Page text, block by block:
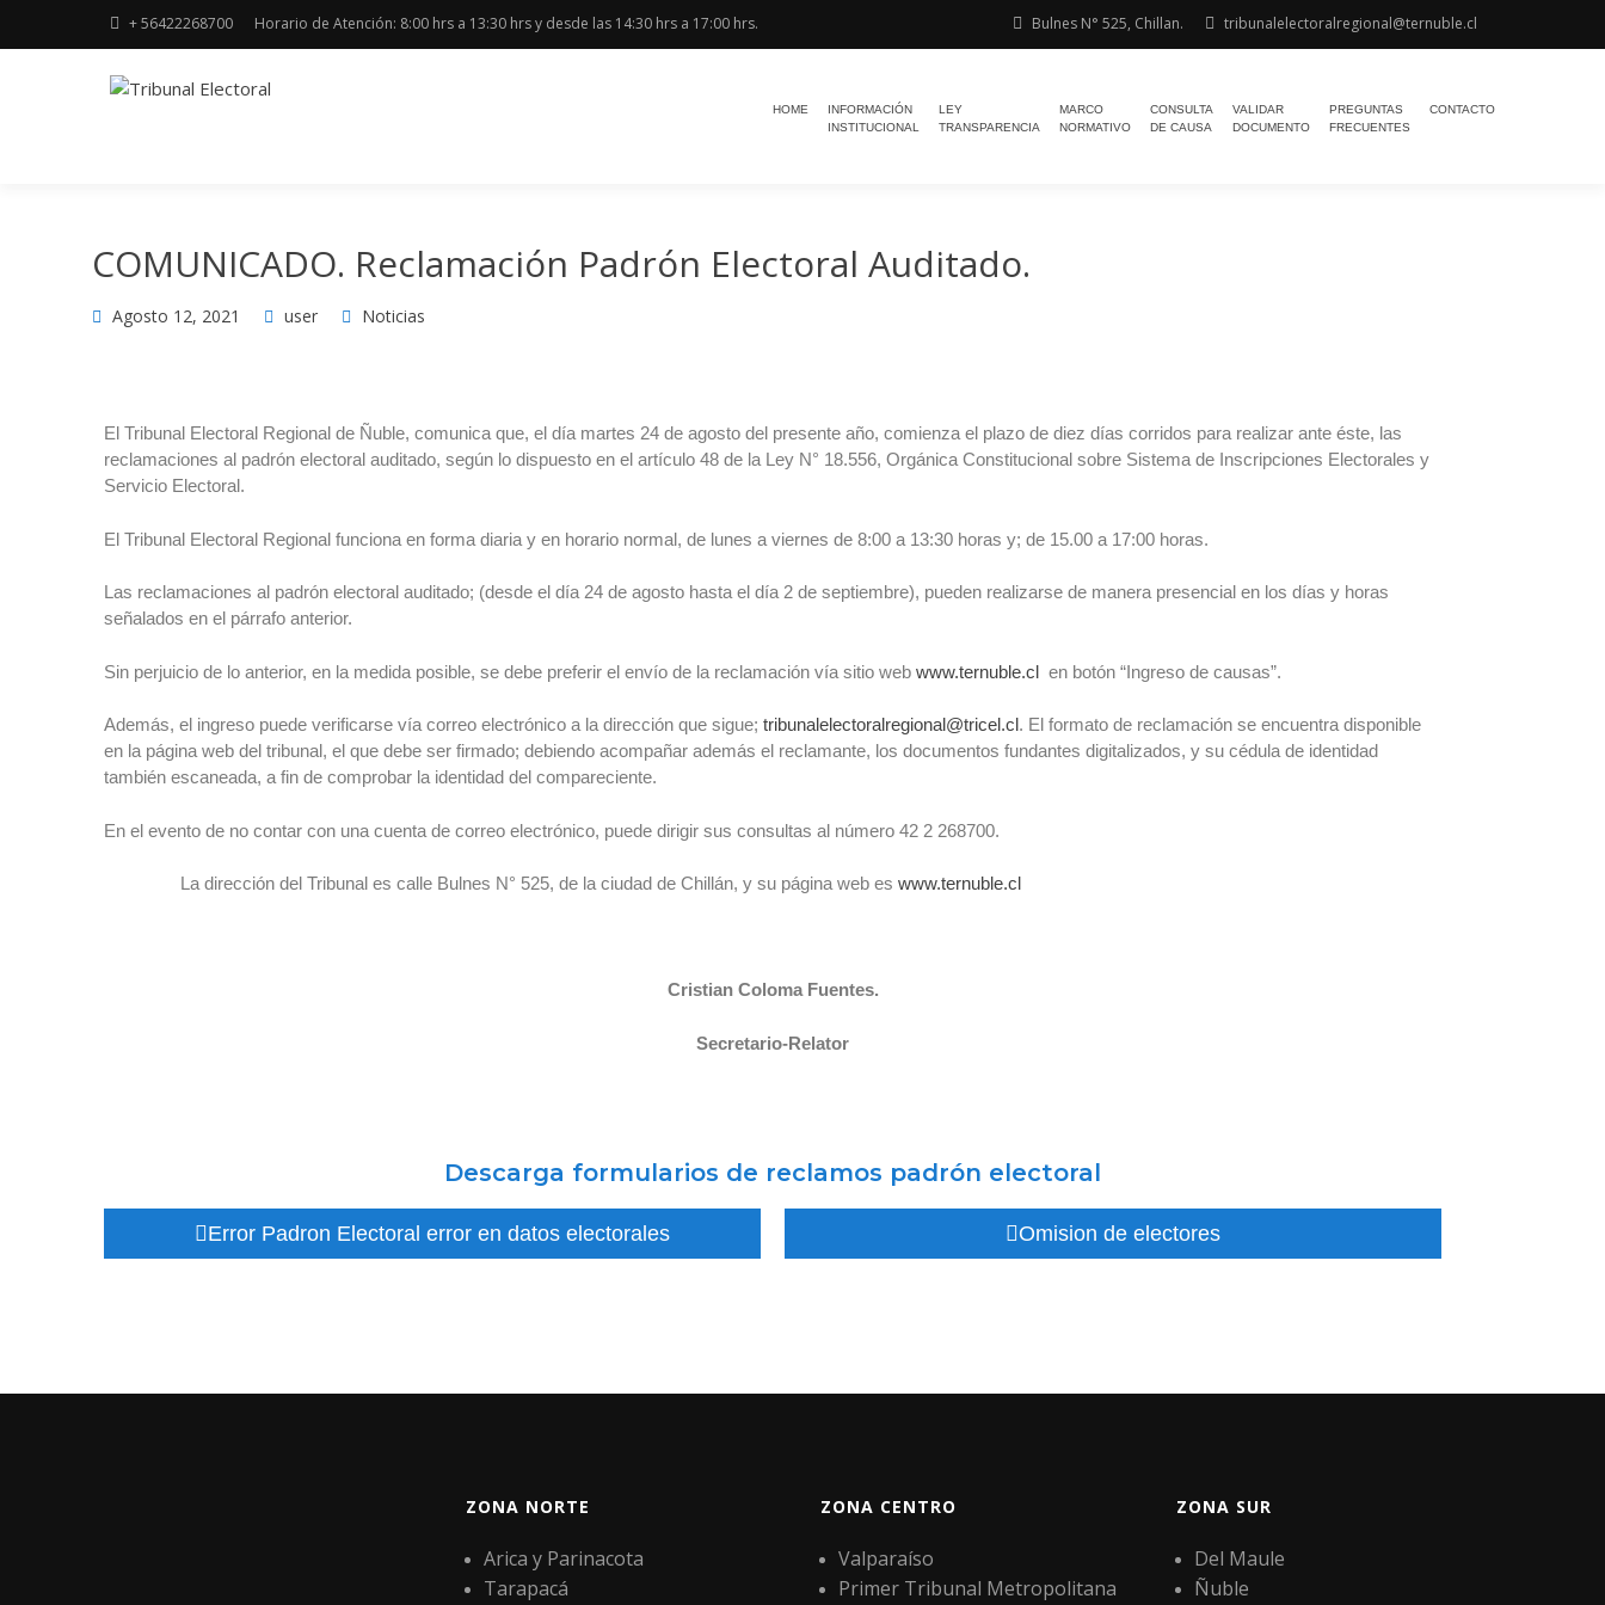
+ 56422268700 Horario de Atención: 8:00 hrs a 13:30 hrs y desde las 14:30 hrs a 17:00 hrs. Bulnes N° 525, Chillan. tribunalelectoralregional@ternuble.cl
HOME
INFORMACIÓN
INSTITUCIONAL
LEY
TRANSPARENCIA
MARCO
NORMATIVO
CONSULTA
DE CAUSA
VALIDAR
DOCUMENTO
PREGUNTAS
FRECUENTES
CONTACTO
COMUNICADO. Reclamación Padrón Electoral Auditado.
Agosto 12, 2021 user Noticias
El Tribunal Electoral Regional de Ñuble, comunica que, el día martes 24 de agosto del presente año, comienza el plazo de diez días corridos para realizar ante éste, las
reclamaciones al padrón electoral auditado, según lo dispuesto en el artículo 48 de la Ley N° 18.556, Orgánica Constitucional sobre Sistema de Inscripciones Electorales y
Servicio Electoral.
El Tribunal Electoral Regional funciona en forma diaria y en horario normal, de lunes a viernes de 8:00 a 13:30 horas y; de 15.00 a 17:00 horas.
Las reclamaciones al padrón electoral auditado; (desde el día 24 de agosto hasta el día 2 de septiembre), pueden realizarse de manera presencial en los días y horas
señalados en el párrafo anterior.
Sin perjuicio de lo anterior, en la medida posible, se debe preferir el envío de la reclamación vía sitio web www.ternuble.cl en botón “Ingreso de causas”.
Además, el ingreso puede verificarse vía correo electrónico a la dirección que sigue; tribunalelectoralregional@tricel.cl. El formato de reclamación se encuentra disponible
en la página web del tribunal, el que debe ser firmado; debiendo acompañar además el reclamante, los documentos fundantes digitalizados, y su cédula de identidad
también escaneada, a fin de comprobar la identidad del compareciente.
En el evento de no contar con una cuenta de correo electrónico, puede dirigir sus consultas al número 42 2 268700.
La dirección del Tribunal es calle Bulnes N° 525, de la ciudad de Chillán, y su página web es www.ternuble.cl
Cristian Coloma Fuentes.
Secretario-Relator
Descarga formularios de reclamos padrón electoral
Error Padron Electoral error en datos electorales Omision de electores
ZONA NORTE
Arica y Parinacota
Tarapacá
ZONA CENTRO
Valparaíso
Primer Tribunal Metropolitana
ZONA SUR
Del Maule
Ñuble